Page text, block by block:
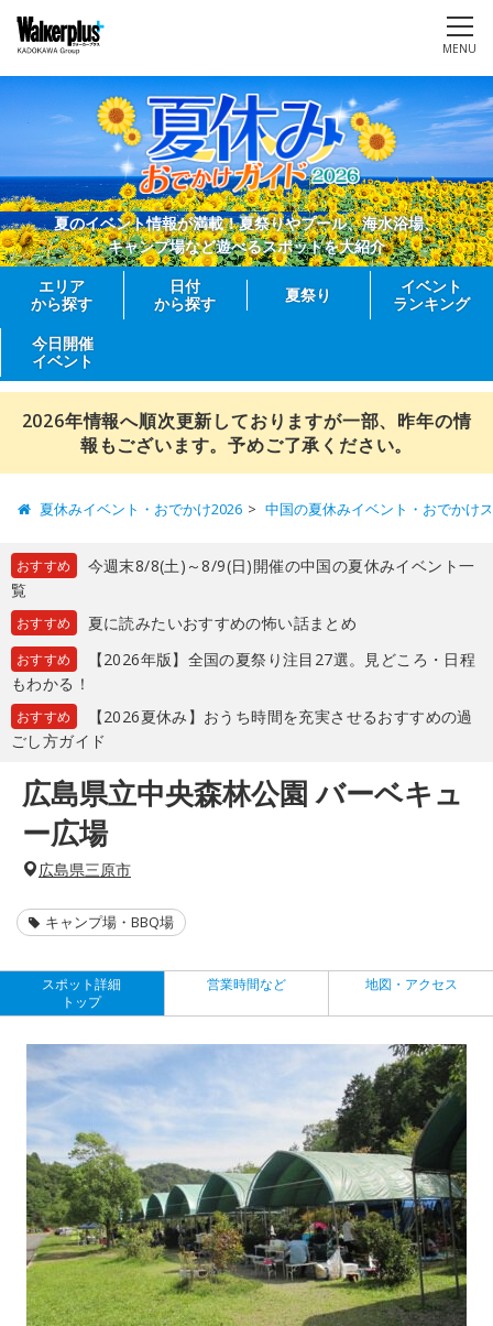
MENU
夏のイベント情報が満載！夏祭りやプール、海水浴場、
キャンプ場など遊べるスポットを大紹介
エリア
から探す
日付
から探す
夏祭り
イベント
ランキング
今日開催
イベント
2026年情報へ順次更新しておりますが一部、昨年の情
報もございます。予めご了承ください。
夏休みイベント・おでかけ2026 中国の夏休みイベント・おでかけ
おすすめ
今週末8/8(土)～8/9(日)開催の中国の夏休みイベント一
覧
おすすめ 夏に読みたいおすすめの怖い話まとめ
おすすめ
【2026年版】全国の夏祭り注目27選。見どころ・日程
もわかる！
おすすめ
【2026夏休み】おうち時間を充実させるおすすめの過
ごし方ガイド
広島県立中央森林公園 バーベキュ
ー広場
広島県三原市
キャンプ場・BBQ場
スポット詳細
トップ
営業時間など 地図・アクセス